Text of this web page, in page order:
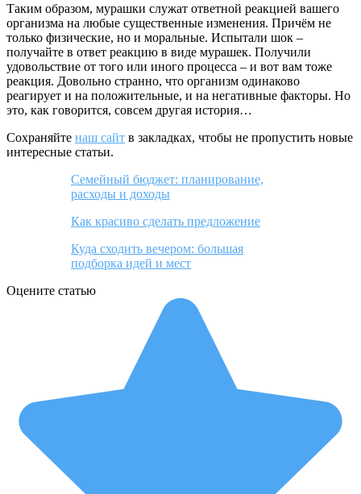
Таким образом, мурашки служат ответной реакцией вашего
организма на любые существенные изменения. Причём не
только физические, но и моральные. Испытали шок –
получайте в ответ реакцию в виде мурашек. Получили
удовольствие от того или иного процесса – и вот вам тоже
реакция. Довольно странно, что организм одинаково
реагирует и на положительные, и на негативные факторы. Но
это, как говорится, совсем другая история…
Сохраняйте наш сайт в закладках, чтобы не пропустить новые
интересные статьи.
Семейный бюджет: планирование,
расходы и доходы
Как красиво сделать предложение
Куда сходить вечером: большая
подборка идей и мест
Оцените статью